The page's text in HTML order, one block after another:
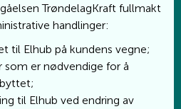
TrøndelagKraft fullmakt
handlinger:
til Elhub på kundens vegne;
som er nødvendige for å
til Elhub ved endring av